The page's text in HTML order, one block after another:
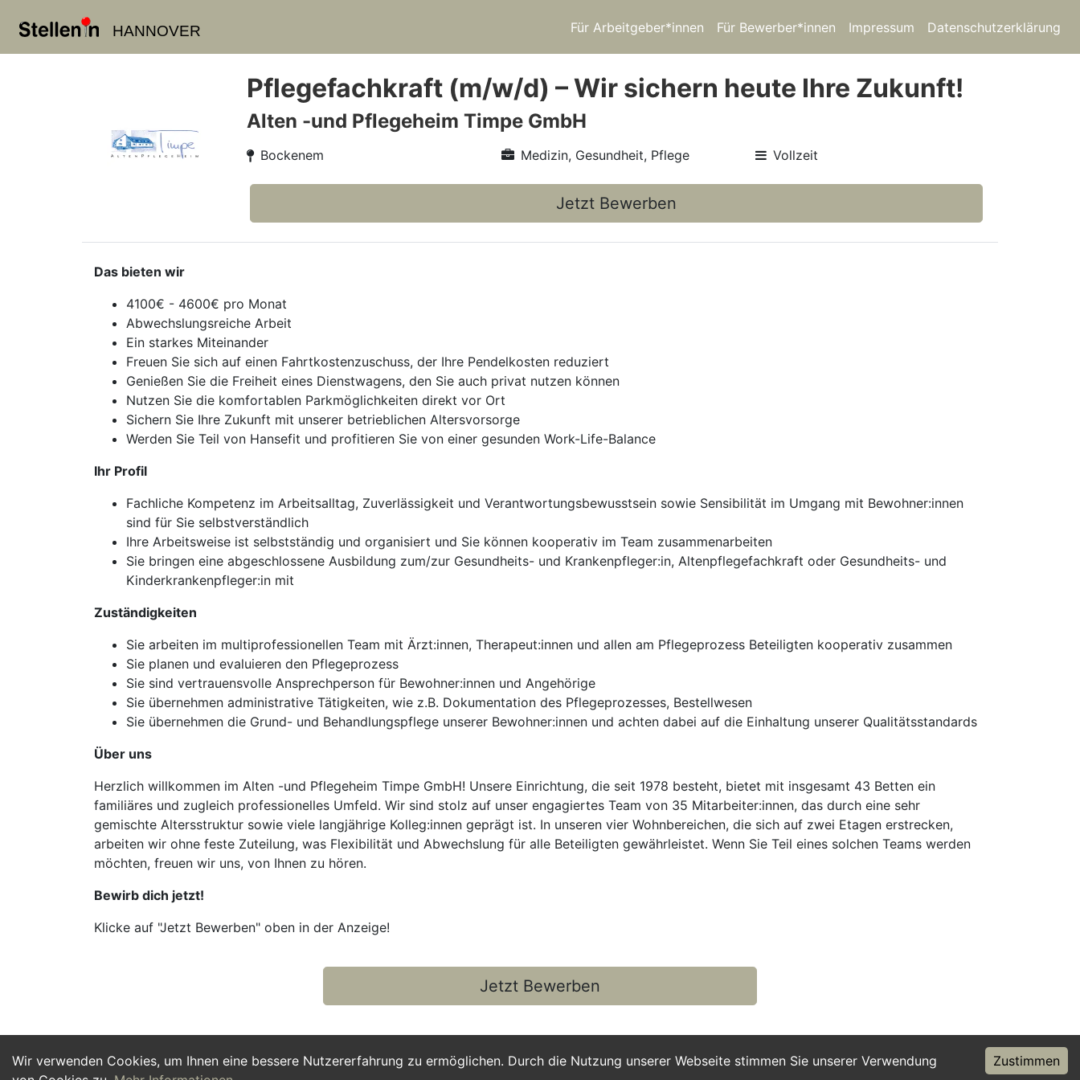
HANNOVER Für Arbeitgeber*innen Für Bewerber*innen Impressum Datenschutzerklärung
Wir verwenden Cookies, um Ihnen eine bessere Nutzererfahrung zu ermöglichen. Durch die Nutzung unserer Webseite stimmen Sie unserer Verwendung
Zustimmen
Pflegefachkraft (m/w/d) – Wir sichern heute Ihre Zukunft!
Alten -und Pflegeheim Timpe GmbH
Bockenem Medizin, Gesundheit, Pflege Vollzeit
Jetzt Bewerben
Das bieten wir
4100€ - 4600€ pro Monat
Abwechslungsreiche Arbeit
Ein starkes Miteinander
Freuen Sie sich auf einen Fahrtkostenzuschuss, der Ihre Pendelkosten reduziert
Genießen Sie die Freiheit eines Dienstwagens, den Sie auch privat nutzen können
Nutzen Sie die komfortablen Parkmöglichkeiten direkt vor Ort
Sichern Sie Ihre Zukunft mit unserer betrieblichen Altersvorsorge
Werden Sie Teil von Hansefit und profitieren Sie von einer gesunden Work-Life-Balance
Ihr Profil
Fachliche Kompetenz im Arbeitsalltag, Zuverlässigkeit und Verantwortungsbewusstsein sowie Sensibilität im Umgang mit Bewohner:innen
sind für Sie selbstverständlich
Ihre Arbeitsweise ist selbstständig und organisiert und Sie können kooperativ im Team zusammenarbeiten
Sie bringen eine abgeschlossene Ausbildung zum/zur Gesundheits- und Krankenpfleger:in, Altenpflegefachkraft oder Gesundheits- und
Kinderkrankenpfleger:in mit
Zuständigkeiten
Sie arbeiten im multiprofessionellen Team mit Ärzt:innen, Therapeut:innen und allen am Pflegeprozess Beteiligten kooperativ zusammen
Sie planen und evaluieren den Pflegeprozess
Sie sind vertrauensvolle Ansprechperson für Bewohner:innen und Angehörige
Sie übernehmen administrative Tätigkeiten, wie z.B. Dokumentation des Pflegeprozesses, Bestellwesen
Sie übernehmen die Grund- und Behandlungspflege unserer Bewohner:innen und achten dabei auf die Einhaltung unserer Qualitätsstandards
Über uns
Herzlich willkommen im Alten -und Pflegeheim Timpe GmbH! Unsere Einrichtung, die seit 1978 besteht, bietet mit insgesamt 43 Betten ein
familiäres und zugleich professionelles Umfeld. Wir sind stolz auf unser engagiertes Team von 35 Mitarbeiter:innen, das durch eine sehr
gemischte Altersstruktur sowie viele langjährige Kolleg:innen geprägt ist. In unseren vier Wohnbereichen, die sich auf zwei Etagen erstrecken,
arbeiten wir ohne feste Zuteilung, was Flexibilität und Abwechslung für alle Beteiligten gewährleistet. Wenn Sie Teil eines solchen Teams werden
möchten, freuen wir uns, von Ihnen zu hören.
Bewirb dich jetzt!
Klicke auf "Jetzt Bewerben" oben in der Anzeige!
Jetzt Bewerben